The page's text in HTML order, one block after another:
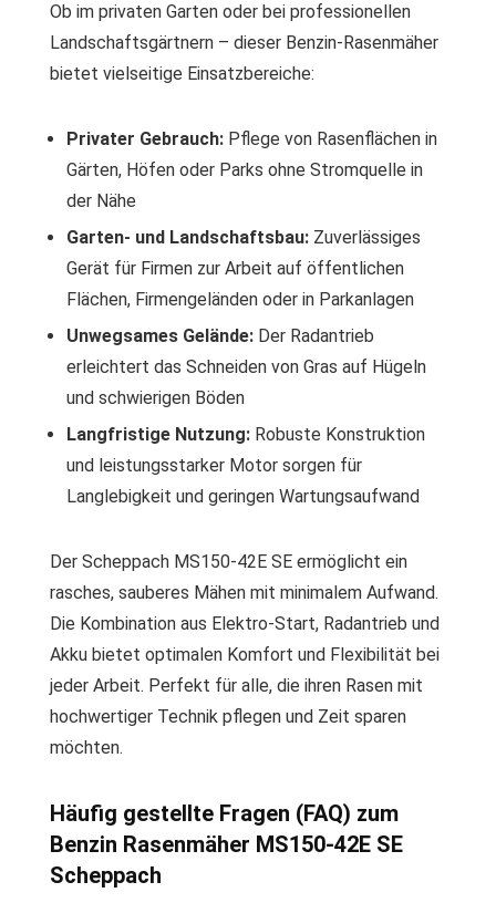
Ob im privaten Garten oder bei professionellen
Landschaftsgärtnern – dieser Benzin-Rasenmäher
bietet vielseitige Einsatzbereiche:
Privater Gebrauch: Pflege von Rasenflächen in
Gärten, Höfen oder Parks ohne Stromquelle in
der Nähe
Garten- und Landschaftsbau: Zuverlässiges
Gerät für Firmen zur Arbeit auf öffentlichen
Flächen, Firmengeländen oder in Parkanlagen
Unwegsames Gelände: Der Radantrieb
erleichtert das Schneiden von Gras auf Hügeln
und schwierigen Böden
Langfristige Nutzung: Robuste Konstruktion
und leistungsstarker Motor sorgen für
Langlebigkeit und geringen Wartungsaufwand
Der Scheppach MS150-42E SE ermöglicht ein
rasches, sauberes Mähen mit minimalem Aufwand.
Die Kombination aus Elektro-Start, Radantrieb und
Akku bietet optimalen Komfort und Flexibilität bei
jeder Arbeit. Perfekt für alle, die ihren Rasen mit
hochwertiger Technik pflegen und Zeit sparen
möchten.
Häufig gestellte Fragen (FAQ) zum
Benzin Rasenmäher MS150-42E SE
Scheppach